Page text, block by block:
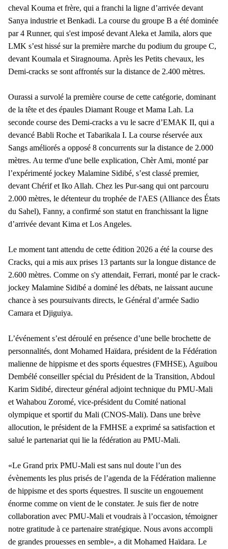
cheval Kouma et frère, qui a franchi la ligne d’arrivée devant
Sanya industrie et Benkadi. La course du groupe B a été dominée
par 4 Runner, qui s'est imposé devant Aleka et Jamila, alors que
LMK s’est hissé sur la première marche du podium du groupe C,
devant Koumala et Siragnouma. Après les Petits chevaux, les
Demi-cracks se sont affrontés sur la distance de 2.400 mètres.
Ourassi a survolé la première course de cette catégorie, dominant
de la tête et des épaules Diamant Rouge et Mama Lah. La
seconde course des Demi-cracks a vu le sacre d’EMAK II, qui a
devancé Babli Roche et Tabarikala I. La course réservée aux
Sangs améliorés a opposé 8 concurrents sur la distance de 2.000
mètres. Au terme d'une belle explication, Chèr Ami, monté par
l’expérimenté jockey Malamine Sidibé, s’est classé premier,
devant Chérif et Iko Allah. Chez les Pur-sang qui ont parcouru
2.000 mètres, le détenteur du trophée de l'AES (Alliance des États
du Sahel), Fanny, a confirmé son statut en franchissant la ligne
d’arrivée devant Kima et Los Angeles.
Le moment tant attendu de cette édition 2026 a été la course des
Cracks, qui a mis aux prises 13 partants sur la longue distance de
2.600 mètres. Comme on s'y attendait, Ferrari, monté par le crack-
jockey Malamine Sidibé a dominé les débats, ne laissant aucune
chance à ses poursuivants directs, le Général d’armée Sadio
Camara et Djiguiya.
L’événement s’est déroulé en présence d’une belle brochette de
personnalités, dont Mohamed Haïdara, président de la Fédération
malienne de hippisme et des sports équestres (FMHSE), Aguibou
Dembélé conseiller spécial du Président de la Transition, Abdoul
Karim Sidibé, directeur général adjoint technique du PMU-Mali
et Wahabou Zoromé, vice-président du Comité national
olympique et sportif du Mali (CNOS-Mali). Dans une brève
allocution, le président de la FMHSE a exprimé sa satisfaction et
salué le partenariat qui lie la fédération au PMU-Mali.
«Le Grand prix PMU-Mali est sans nul doute l’un des
évènements les plus prisés de l’agenda de la Fédération malienne
de hippisme et des sports équestres. Il suscite un engouement
énorme comme on vient de le constater. Je suis fier de notre
collaboration avec PMU-Mali et voudrais à l’occasion, témoigner
notre gratitude à ce partenaire stratégique. Nous avons accompli
de grandes prouesses en semble», a dit Mohamed Haïdara. Le